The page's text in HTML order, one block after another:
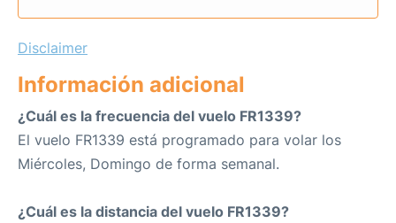
Disclaimer
Información adicional
¿Cuál es la frecuencia del vuelo FR1339?
El vuelo FR1339 está programado para volar los
Miércoles, Domingo de forma semanal.
¿Cuál es la distancia del vuelo FR1339?